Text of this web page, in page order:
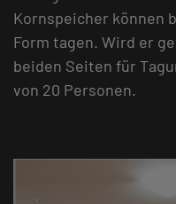
Kornspeicher können
Form tagen. Wird er
beiden Seiten für
von 20 Personen.